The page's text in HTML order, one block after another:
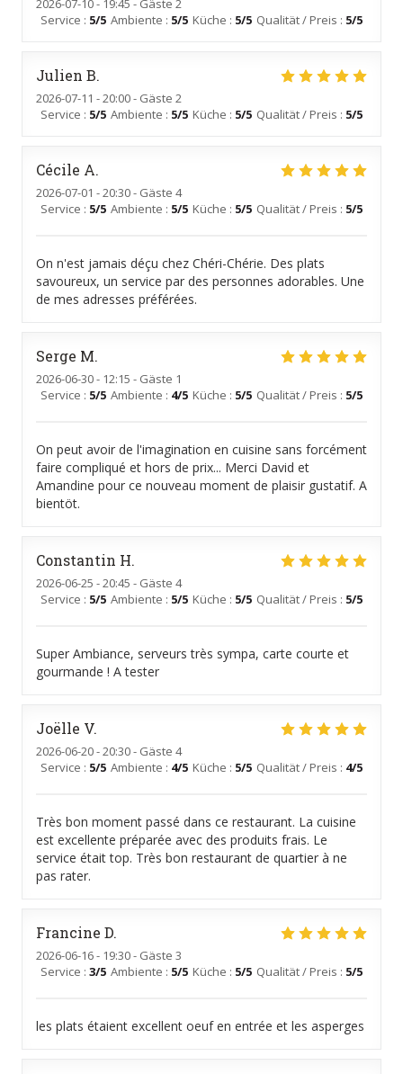
2026-07-10- 19:45 - Gäste 2
Service : 5/5 Ambiente : 5/5 Küche : 5/5 Qualität / Preis : 5/5
Julien B
2026-07-11 - 20:00 - Gäste 2
Service : 5/5 Ambiente : 5/5 Küche : 5/5 Qualität / Preis : 5/5
Cécile A
2026-07-01 - 20:30 - Gäste 4
Service : 5/5 Ambiente : 5/5 Küche : 5/5 Qualität / Preis : 5/5
On n'est jamais déçu chez Chéri-Chérie. Des plats
savoureux, un service par des personnes adorables. Une
de mes adresses préférées.
Serge M
2026-06-30- 12:15 - Gäste 1
Service : 5/5 Ambiente : 4/5 Küche : 5/5 Qualität / Preis : 5/5
On peut avoir de l'imagination en cuisine sans forcément
faire compliqué et hors de prix... Merci David et
Amandine pour ce nouveau moment de plaisir gustatif. A
bientöt.
Constantin H
2026-06-25 - 20:45 - Gäste 4
Service : 5/5 Ambiente : 5/5 Küche : 5/5 Qualität / Preis : 5/5
Super Ambiance, serveurs très sympa, carte courte et
gourmande ! A tester
Joëlle V
2026-06-20- 20:30 - Gäste 4
Service : 5/5 Ambiente : 4/5 Küche : 5/5 Qualität / Preis : 4/5
Très bon moment passé dans ce restaurant. La cuisine
est excellente préparée avec des produits frais. Le
service était top. Très bon restaurant de quartier à ne
pas rater.
Francine D
2026-06-16- 19:30 - Gäste 3
Service : 3/5 Ambiente : 5/5 Küche : 5/5 Qualität / Preis : 5/5
les plats étaient excellent oeuf en entrée et les asperges